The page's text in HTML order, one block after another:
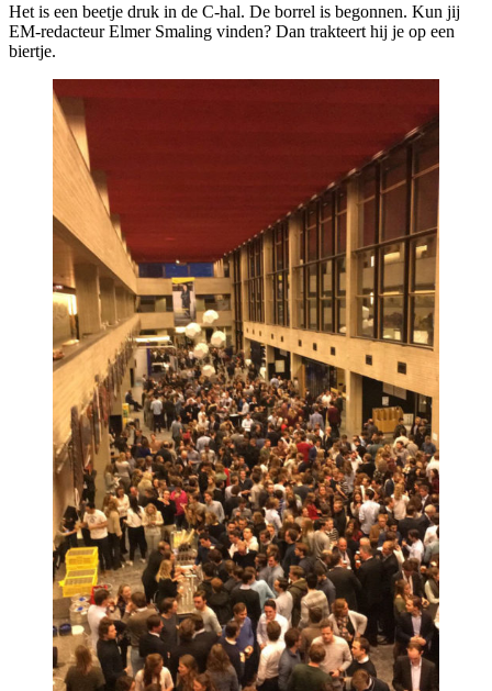
Het is een beetje druk in de C-hal. De borrel is begonnen. Kun jij
EM-redacteur Elmer Smaling vinden? Dan trakteert hij je op een
biertje.